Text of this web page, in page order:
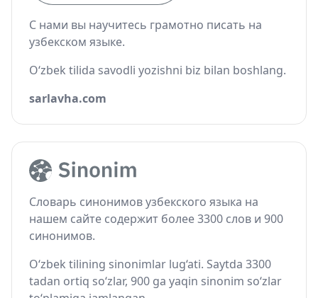
С нами вы научитесь грамотно писать на
узбекском языке.
O‘zbek tilida savodli yozishni biz bilan boshlang.
sarlavha.com
Словарь синонимов узбекского языка на
нашем сайте содержит более 3300 слов и 900
синонимов.
O‘zbek tilining sinonimlar lug‘ati. Saytda 3300
tadan ortiq so‘zlar, 900 ga yaqin sinonim so‘zlar